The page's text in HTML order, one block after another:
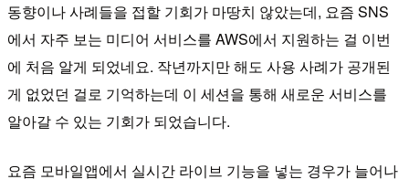
동향이나 사례들을 접할 기회가 마땅치 않았는데, 요즘 SNS
에서 자주 보는 미디어 서비스를 AWS에서 지원하는 걸 이번
에 처음 알게 되었네요. 작년까지만 해도 사용 사례가 공개된
게 없었던 걸로 기억하는데 이 세션을 통해 새로운 서비스를
알아갈 수 있는 기회가 되었습니다.
요즘 모바일앱에서 실시간 라이브 기능을 넣는 경우가 늘어나